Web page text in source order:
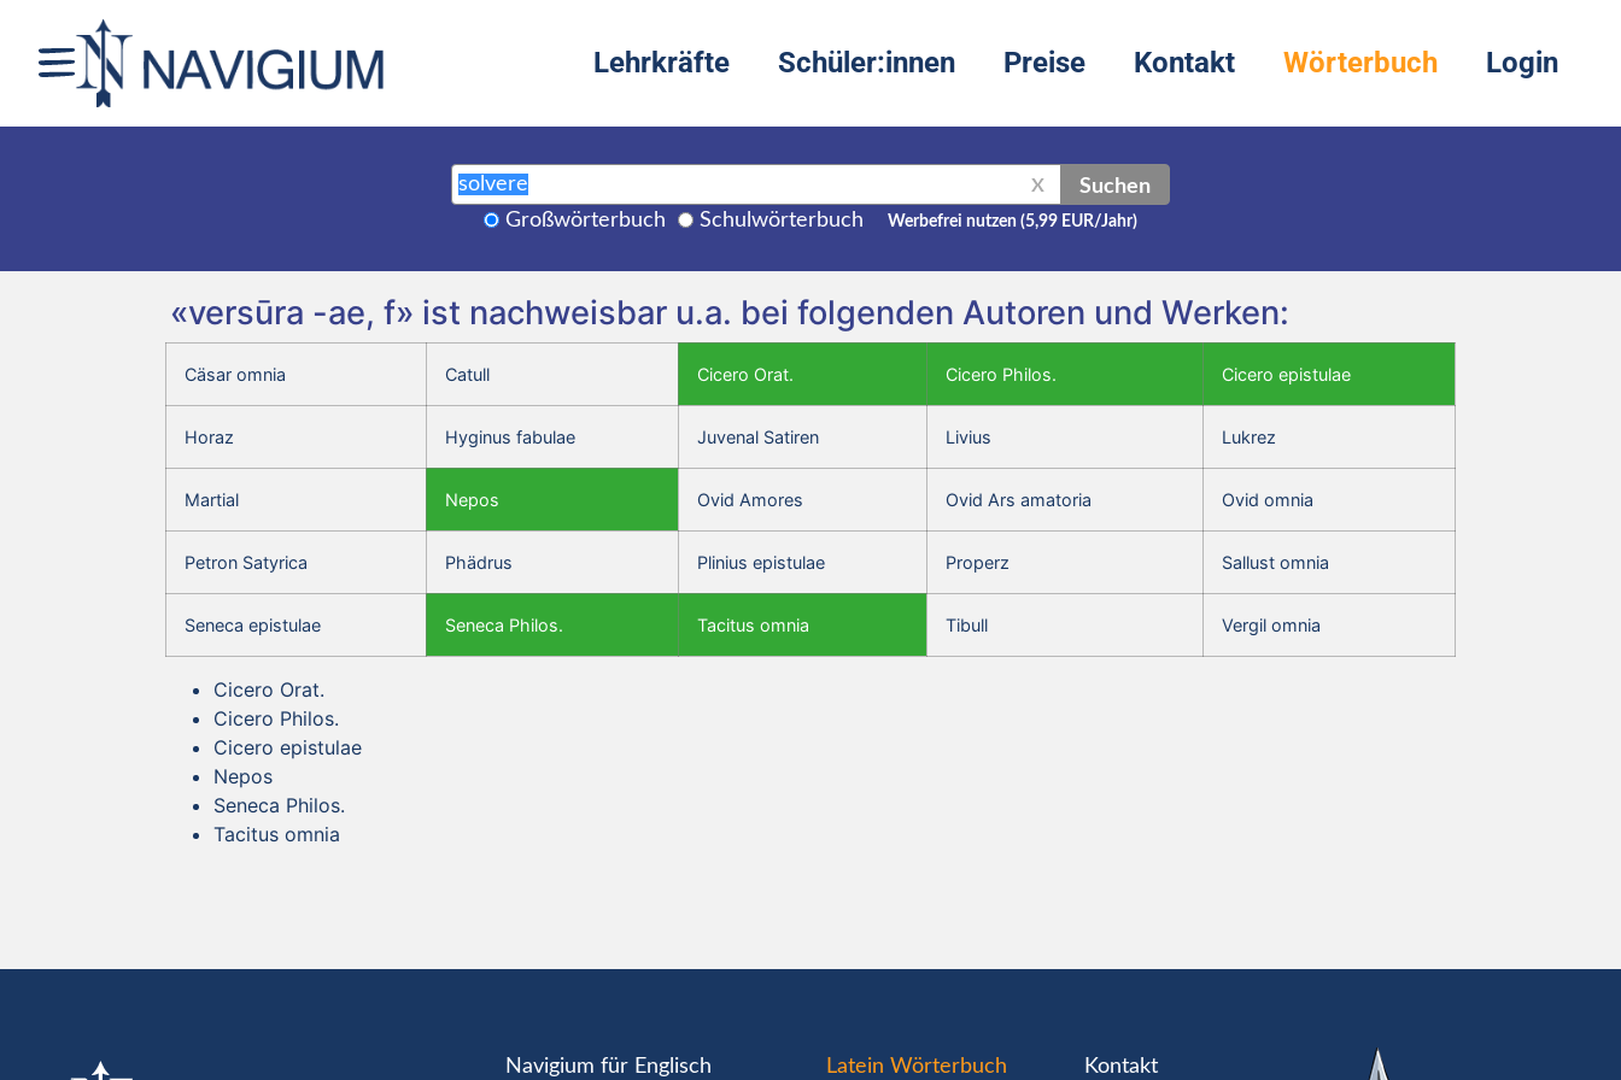
Lehrkräfte Schüler:innen Preise Kontakt Wörterbuch Login
X Suchen
Großwörterbuch Schulwörterbuch Werbefrei nutzen (5,99 EUR/Jahr)
«versūra -ae, f» ist nachweisbar u.a. bei folgenden Autoren und Werken:
Cäsar omnia Catull Cicero Orat. Cicero Philos. Cicero epistulae
Horaz Hyginus fabulae Juvenal Satiren Livius Lukrez
Martial Nepos Ovid Amores Ovid Ars amatoria Ovid omnia
Petron Satyrica Phädrus Plinius epistulae Properz Sallust omnia
Seneca epistulae Seneca Philos. Tacitus omnia Tibull Vergil omnia
Cicero Orat.
Cicero Philos.
Cicero epistulae
Nepos
Seneca Philos.
Tacitus omnia
Navigium für Englisch Latein Wörterbuch Kontakt